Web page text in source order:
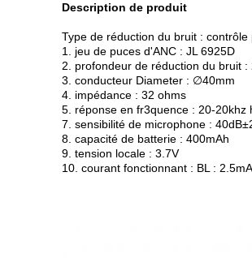
Description de produit
Type de réduction du bruit :
1. jeu de puces d'ANC : JL 6925D
2. profondeur de réduction du bruit :
3. conducteur Diameter : ∅40mm
4. impédance : 32 ohms
5. réponse en fr3quence : 20-20khz
7. sensibilité de microphone :
8. capacité de batterie : 400mAh
9. tension locale : 3.7V
10. courant fonctionnant : BL :